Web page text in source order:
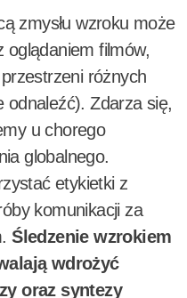
zmysłu wzroku może
oglądaniem filmów,
różnych
odnaleźć). Zdarza się,
u chorego
globalnego.
etykietki z
komunikacji za
Śledzenie wzrokiem
wdrożyć
oraz syntezy